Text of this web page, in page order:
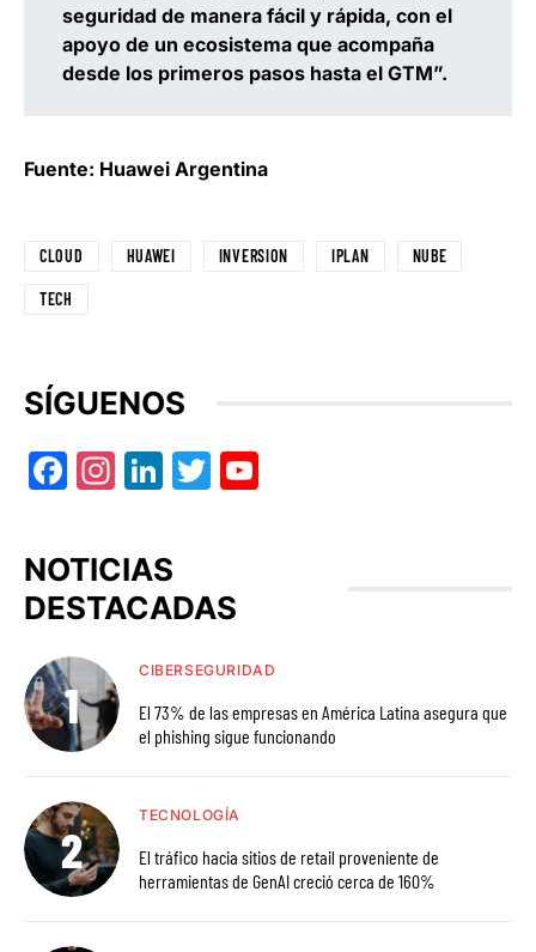
seguridad de manera fácil y rápida, con el
apoyo de un ecosistema que acompaña
desde los primeros pasos hasta el GTM”.
Fuente: Huawei Argentina
CLOUD HUAWEI INVERSION IPLAN NUBE
TECH
SÍGUENOS
Facebook
Instagram
LinkedIn
Twitter
NOTICIAS
DESTACADAS
CIBERSEGURIDAD
El 73% de las empresas en América Latina asegura que
el phishing sigue funcionando
TECNOLOGÍA
El tráfico hacia sitios de retail proveniente de
herramientas de GenAI creció cerca de 160%